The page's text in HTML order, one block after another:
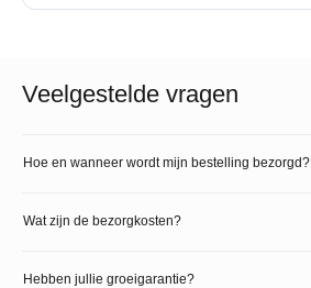
Veelgestelde vragen
Hoe en wanneer wordt mijn bestelling bezorgd?
Wat zijn de bezorgkosten?
Hebben jullie groeigarantie?